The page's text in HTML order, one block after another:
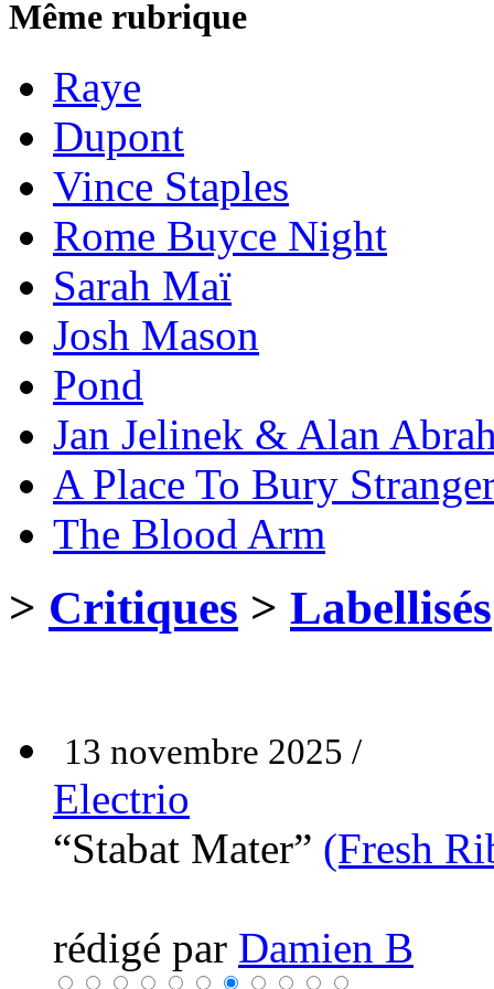
Même rubrique
Raye
Dupont
Vince Staples
Rome Buyce Night
Sarah Maï
Josh Mason
Pond
Jan Jelinek & Alan
A Place To Bury
The Blood Arm
> Critiques > Labellisés
13 novembre 2025 /
Electrio
“Stabat Mater” (Fresh
rédigé par Damien B